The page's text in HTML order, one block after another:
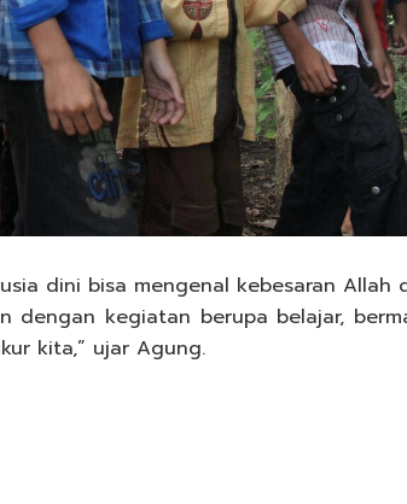
dini bisa mengenal kebesaran Allah
dengan kegiatan berupa belajar,
kita,” ujar Agung.